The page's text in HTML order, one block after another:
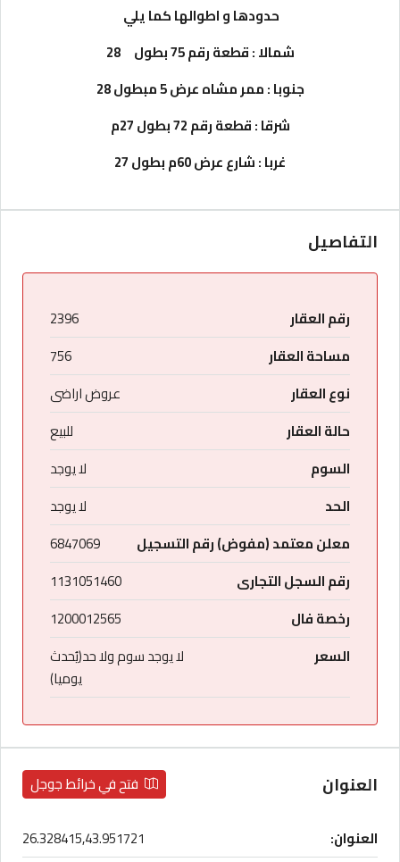
حدودها و اطوالها كما يلي
شمالا : قطعة رقم 75 بطول 28
جنوبا : ممر مشاه عرض 5 مبطول 28
شرقا : قطعة رقم 72 بطول 27م
غربا : شارع عرض 60م بطول 27
التفاصيل
رقم العقار
2396
مساحة العقار
756
نوع العقار
عروض اراضى
حالة العقار
للبيع
السوم
لا يوجد
الحد
لا يوجد
معلن معتمد (مفوض) رقم التسجيل
6847069
رقم السجل التجارى
1131051460
رخصة فال
1200012565
السعر
لا يوجد سوم ولا حد(يُحدث
يوميا)
العنوان فتح في خرائط جوجل
العنوان:
26.328415,43.951721